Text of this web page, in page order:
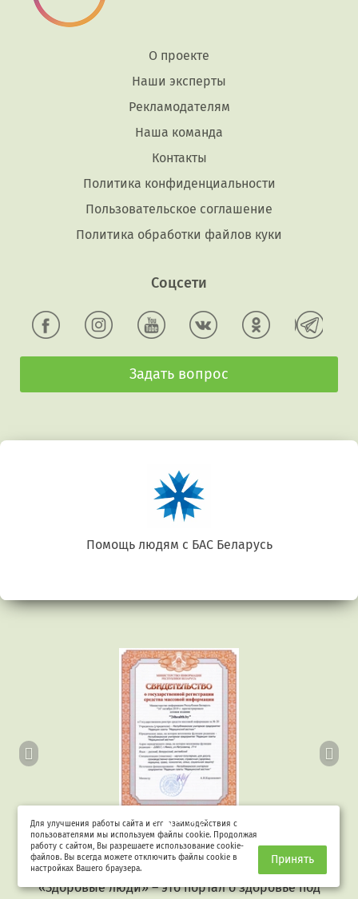
О проекте
Наши эксперты
Рекламодателям
Наша команда
Контакты
Политика конфиденциальности
Пользовательское соглашение
Политика обработки файлов куки
Соцсети
Задать вопрос
Беларусь. Gluten free
Свидетельство о госрегистрации СМИ
Предыдущий
«Здоровые люди» – это портал о здоровье под
Для улучшения работы сайта и его взаимодействия с
пользователями мы используем файлы cookie. Продолжая
работу с сайтом, Вы разрешаете использование cookie-
файлов. Вы всегда можете отключить файлы cookie в
настройках Вашего браузера.
Принять